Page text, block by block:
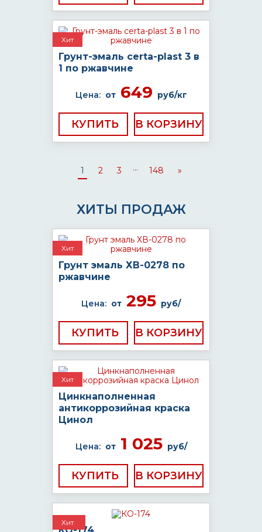
Хит
Грунт-эмаль certa-plast 3 в
1 по ржавчине
Цена: от649 руб/кг
КУПИТЬ
1 2 3 ... 148 »
ХИТЫ ПРОДАЖ
Хит
Грунт эмаль ХВ-0278 по
ржавчине
Цена: от 295 руб/
КУПИТЬ
Хит
Цинкнаполненная
антикоррозийная краска
Цинол
Цена: от1 025 руб/
КУПИТЬ
Хит